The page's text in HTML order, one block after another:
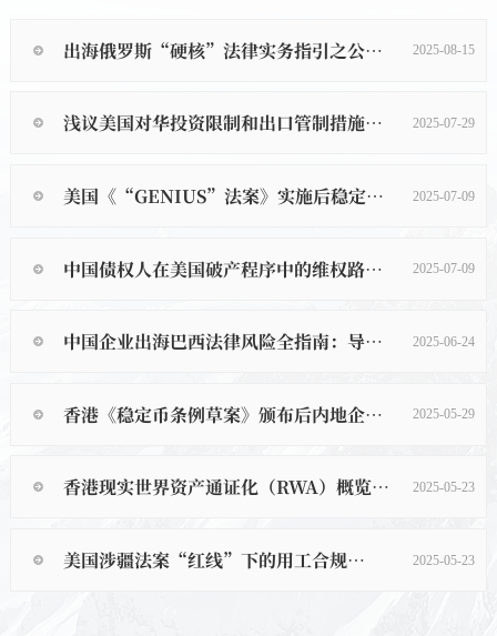
出海俄罗斯“硬核”法律实务指引之公司设立篇 2025-08-15
浅议美国对华投资限制和出口管制措施的影响及应对 2025-07-29
美国《“GENIUS”法案》实施后稳定币市场发展趋势研判 2025-07-09
中国债权人在美国破产程序中的维权路径——兼谈跨境破产与执行难题 2025-07-09
中国企业出海巴西法律风险全指南：导读篇 2025-06-24
香港《稳定币条例草案》颁布后内地企业跨境RWA融资机会 2025-05-29
香港现实世界资产通证化（RWA）概览：从监管框架到内地跨境发行的实证分析 2025-05-23
美国涉疆法案“红线”下的用工合规——对汽车行业供应链的启示 2025-05-23